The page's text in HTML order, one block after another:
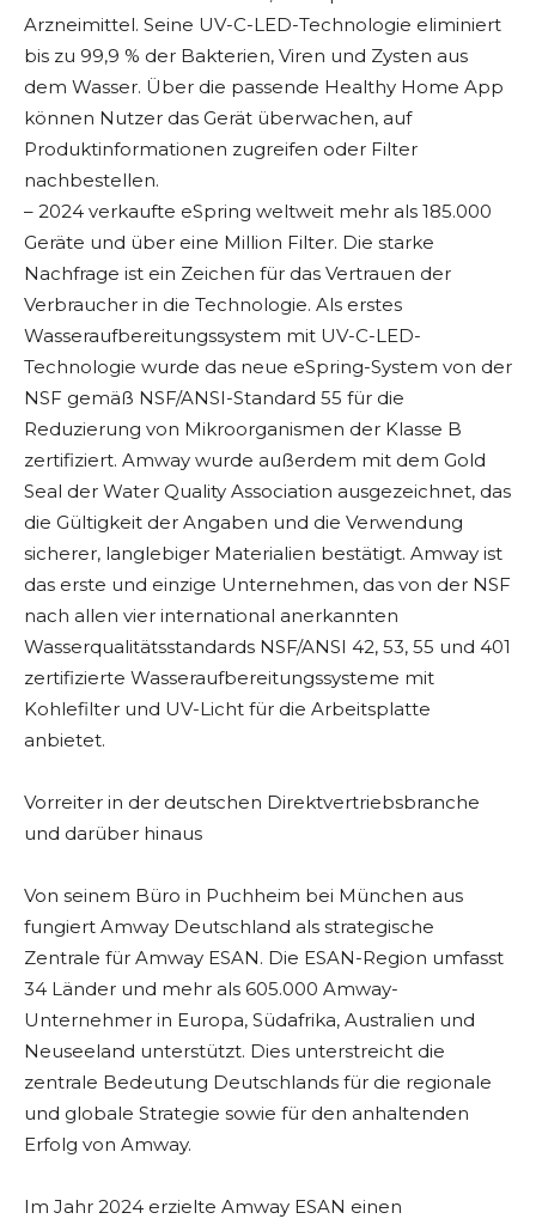
Arzneimittel. Seine UV-C-LED-Technologie eliminiert
bis zu 99,9 % der Bakterien, Viren und Zysten aus
dem Wasser. Über die passende Healthy Home App
können Nutzer das Gerät überwachen, auf
Produktinformationen zugreifen oder Filter
nachbestellen.
– 2024 verkaufte eSpring weltweit mehr als 185.000
Geräte und über eine Million Filter. Die starke
Nachfrage ist ein Zeichen für das Vertrauen der
Verbraucher in die Technologie. Als erstes
Wasseraufbereitungssystem mit UV-C-LED-
Technologie wurde das neue eSpring-System von der
NSF gemäß NSF/ANSI-Standard 55 für die
Reduzierung von Mikroorganismen der Klasse B
zertifiziert. Amway wurde außerdem mit dem Gold
Seal der Water Quality Association ausgezeichnet, das
die Gültigkeit der Angaben und die Verwendung
sicherer, langlebiger Materialien bestätigt. Amway ist
das erste und einzige Unternehmen, das von der NSF
nach allen vier international anerkannten
Wasserqualitätsstandards NSF/ANSI 42, 53, 55 und 401
zertifizierte Wasseraufbereitungssysteme mit
Kohlefilter und UV-Licht für die Arbeitsplatte
anbietet.
Vorreiter in der deutschen Direktvertriebsbranche
und darüber hinaus
Von seinem Büro in Puchheim bei München aus
fungiert Amway Deutschland als strategische
Zentrale für Amway ESAN. Die ESAN-Region umfasst
34 Länder und mehr als 605.000 Amway-
Unternehmer in Europa, Südafrika, Australien und
Neuseeland unterstützt. Dies unterstreicht die
zentrale Bedeutung Deutschlands für die regionale
und globale Strategie sowie für den anhaltenden
Erfolg von Amway.
Im Jahr 2024 erzielte Amway ESAN einen